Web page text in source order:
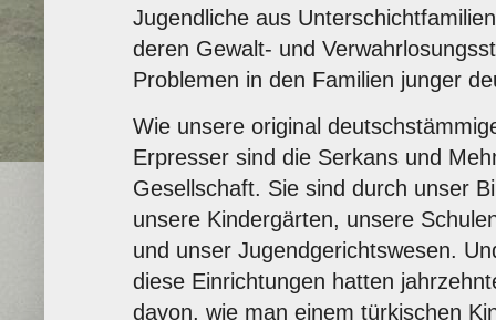
Jugendliche aus
deren Gewalt- und
Problemen in den Familien junger
Wie unsere original
Erpresser sind die Serkans und
Gesellschaft. Sie sind durch unser
unsere Kindergärten, unsere
und unser Jugendgerichtswesen.
diese Einrichtungen hatten
davon, wie man einem türkischen